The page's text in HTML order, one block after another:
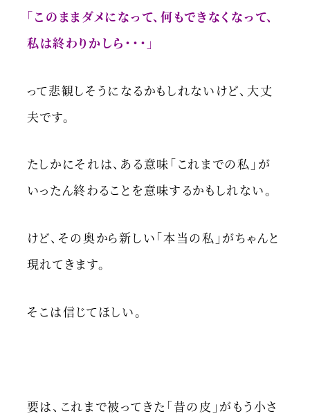
「このままダメになって、何もできなくなって、
私は終わりかしら・・・」
って悲観しそうになるかもしれないけど、大丈
夫です。
たしかにそれは、ある意味「これまでの私」が
いったん終わることを意味するかもしれない。
けど、その奥から新しい「本当の私」がちゃんと
現れてきます。
そこは信じてほしい。
要は、これまで被ってきた「昔の皮」がもう小さ